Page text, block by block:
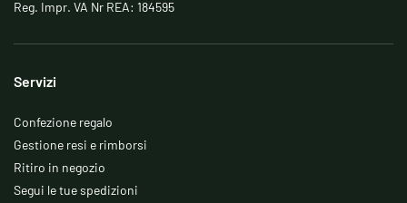
Reg. Impr. VA Nr REA: 184595
Servizi
Confezione regalo
Gestione resi e rimborsi
Ritiro in negozio
Segui le tue spedizioni